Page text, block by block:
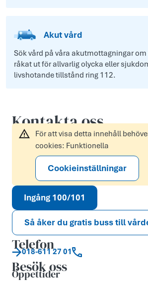
Akut vård
Sök vård på våra akutmottagningar
råkat ut för allvarlig olycka eller
livshotande tillstånd ring 112.
Kontakta oss
För att visa detta innehåll
cookies: Funktionella
Cookieinställningar
Ingång 100/101
Så åker du gratis buss till
Telefon
018-611 27 01
Besök oss
Öppettider